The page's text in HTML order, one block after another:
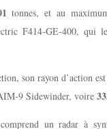
tonnes, et au
F414-GE-400, qui
son rayon d’action
9 Sidewinder, voire
un radar à